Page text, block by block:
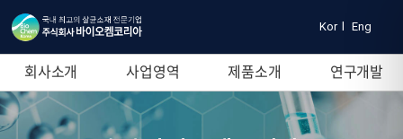
KorlEng
회사소개 사업영역 제품소개 연구개발